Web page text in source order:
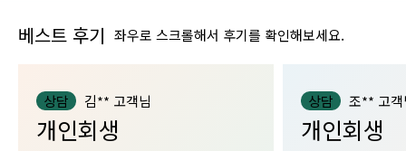
베스트 후기 좌우로 스크롤해서 후기를 확인해보세요.
상담 김** 고객님
개인회생
상담 조** 고객
개인회생